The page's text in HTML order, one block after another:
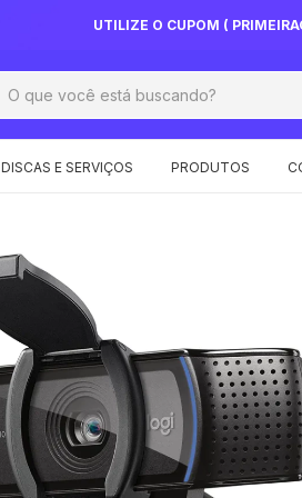
UTILIZE O CUPOM (
DISCAS E SERVIÇOS PRODUTOS